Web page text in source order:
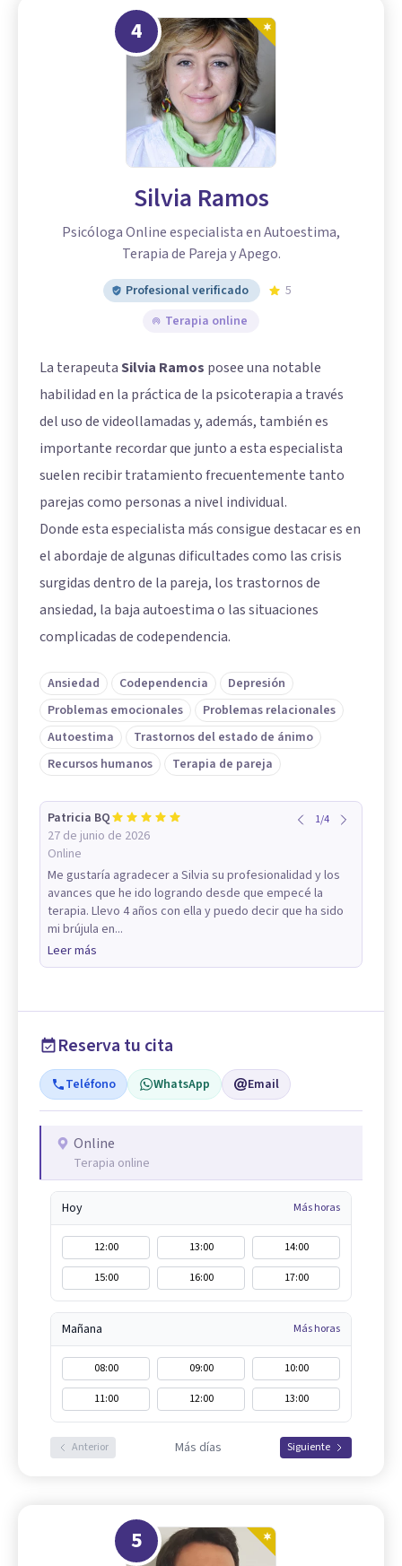
4
Silvia Ramos
Psicóloga Online especialista en Autoestima,
Terapia de Pareja y Apego.
Profesional verificado
5
Terapia online
La terapeutaSilvia Ramos posee una notable
habilidad en la práctica de la psicoterapia a través
del uso de videollamadas y, además, también es
importante recordar que junto a esta especialista
suelen recibir tratamiento frecuentemente tanto
parejas como personas a nivel individual.
Donde esta especialista más consigue destacar es en
el abordaje de algunas dificultades como las crisis
surgidas dentro de la pareja, los trastornos de
ansiedad, la baja autoestima o las situaciones
complicadas de codependencia.
Ansiedad Codependencia
Depresión
Problemas emocionales
Problemas relacionales
Autoestima
Trastornos del estado de ánimo
Recursos humanos
Terapia de pareja
Patricia BQ
27 de junio de 2026
Online
1/4
Me gustaría agradecer a Silvia su profesionalidad y los
avances que he ido logrando desde que empecé la
terapia. Llevo 4 años con ella y puedo decir que ha sido
mi brújula en...
Leer más
Reserva tu cita
Teléfono WhatsApp Email
Online
Terapia online
Hoy Más horas
12:00 13:00
14:00
15:00
16:00 17:00
Mañana Más horas
08:00 09:00
10:00
11:00
12:00 13:00
Anterior Más días Siguiente
5